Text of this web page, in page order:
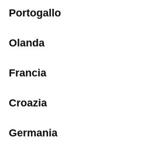
Portogallo
Olanda
Francia
Croazia
Germania